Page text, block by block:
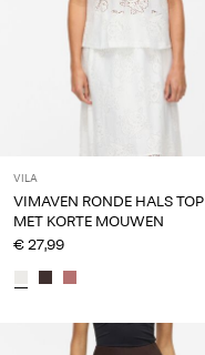
VILA
VIMAVEN RONDE HALS TOP
MET KORTE MOUWEN
€ 27,99